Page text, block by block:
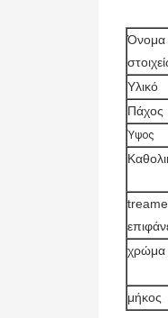
Όνομα
Υλικό
Πάχος
Ύψος
χρώμα
μήκος